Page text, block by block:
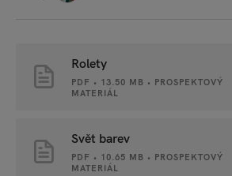
Rolety
PDF • 13.50 MB • PROSPEKTOVÝ
MATERIÁL
Svět barev
PDF • 10.65 MB • PROSPEKTOVÝ
MATERIÁL